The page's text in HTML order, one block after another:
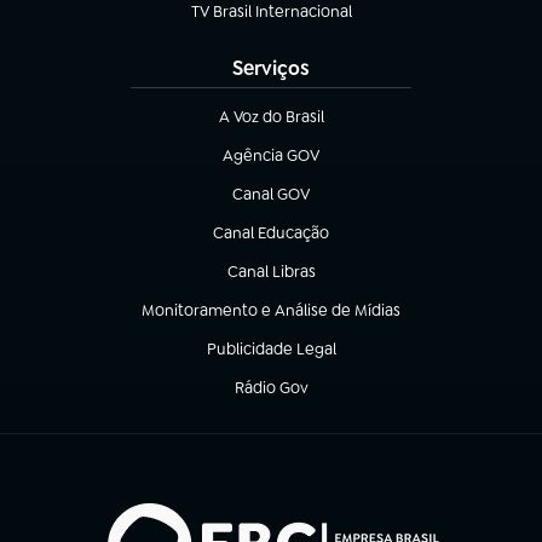
TV Brasil Internacional
(abre em nova aba)
Serviços
A Voz do Brasil
(abre em nova aba)
Agência GOV
(abre em nova aba)
Canal GOV
(abre em nova aba)
Canal Educação
(abre em nova aba)
Canal Libras
(abre em nova aba)
Monitoramento e Análise de Mídias
(abre em nova aba)
Publicidade Legal
(abre em nova aba)
Rádio Gov
(abre em nova aba)